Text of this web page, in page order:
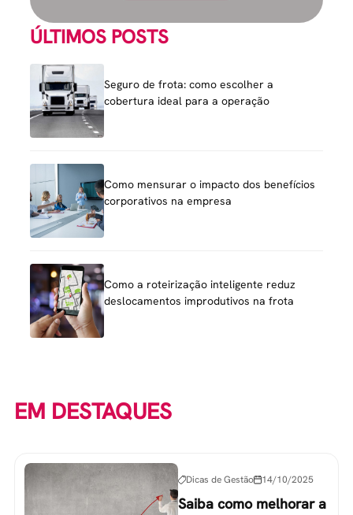
ÚLTIMOS POSTS
Seguro de frota: como escolher a
cobertura ideal para a operação
Como mensurar o impacto dos benefícios
corporativos na empresa
Como a roteirização inteligente reduz
deslocamentos improdutivos na frota
EM DESTAQUES
Dicas de Gestão 14/10/2025
Saiba como melhorar a